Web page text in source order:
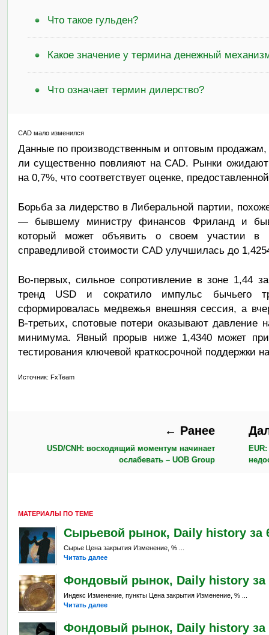
Что такое гульден?
Какое значение у термина денежный
Что означает термин дилерство?
CAD мало изменился
Данные по производственным и оптовым продажам,
ли существенно повлияют на CAD. Рынки
на 0,7%, что соответствует оценке,
Борьба за лидерство в Либеральной партии,
— бывшему министру финансов Фриланд и
который может объявить о своем участии в
справедливой стоимости CAD улучшилась до
Во-первых, сильное сопротивление в зоне 1,44
тренд USD и сократило импульс бычьего
сформировалась медвежья внешняя сессия, а
В-третьих, спотовые потери оказывают давление
минимума. Явный прорыв ниже 1,4340 может
тестирования ключевой краткосрочной поддержки
Источник: FxTeam
← Ранее
USD/CNH: восходящий моментум начинает
ослабевать – UOB Group
МАТЕРИАЛЫ ПО ТЕМЕ
Сырьевой рынок, Daily history за 6
Сырье Цена закрытия Изменение, % ...
Читать далее
Фондовый рынок, Daily history за
Индекс Изменение, пункты Цена закрытия Изменение, % ...
Читать далее
Фондовый рынок, Daily history за